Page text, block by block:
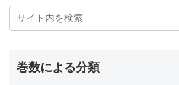
巻数による分類